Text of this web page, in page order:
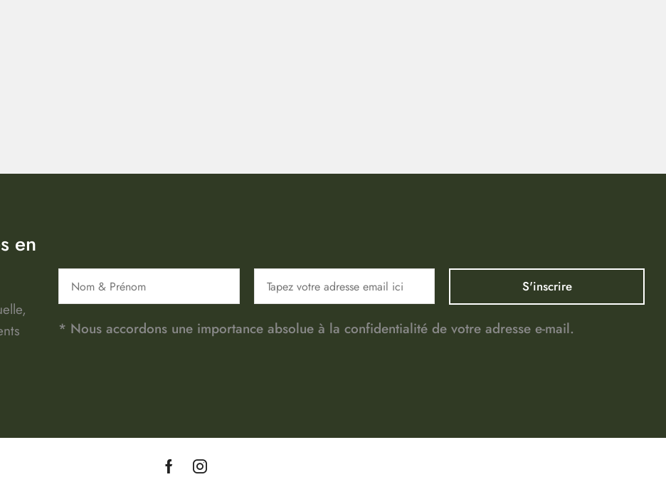
en
* Nous accordons une importance absolue à la confidentialité de votre adresse e-mail.